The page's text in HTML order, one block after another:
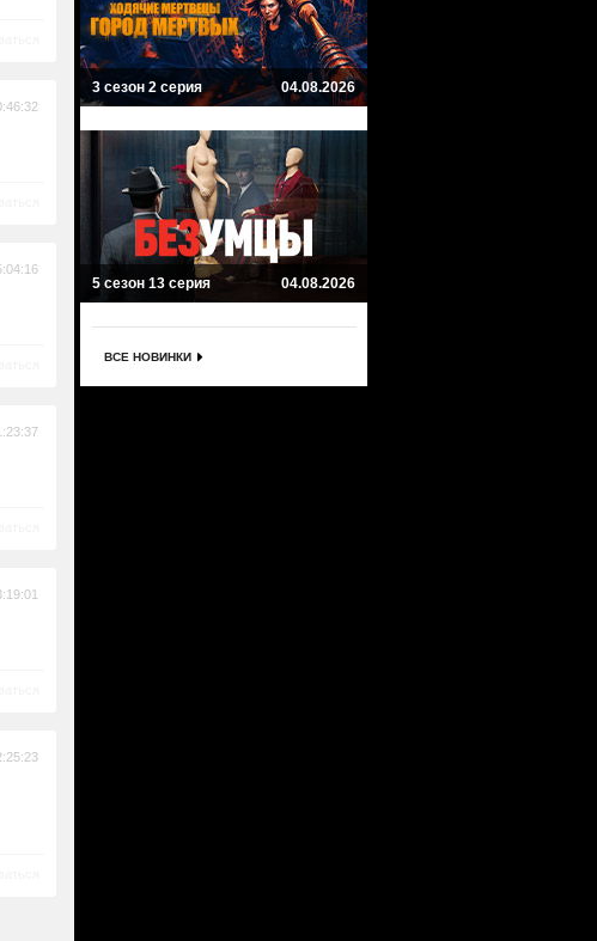
3 сезон 2 серия 04.08.2026
5 сезон 13 серия 04.08.2026
ВСЕ НОВИНКИ